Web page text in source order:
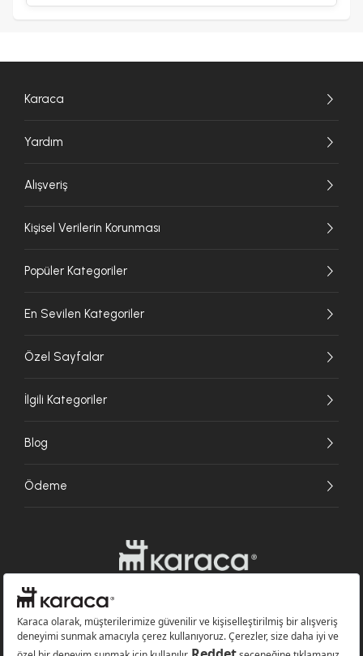
Karaca
Yardım
Alışveriş
Kişisel Verilerin Korunması
Popüler Kategoriler
En Sevilen Kategoriler
Özel Sayfalar
İlgili Kategoriler
Blog
Ödeme